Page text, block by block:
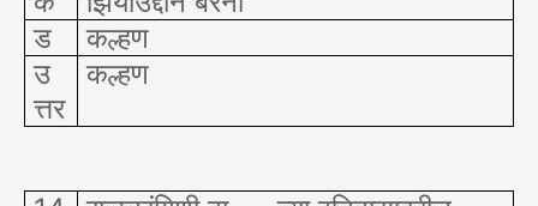
ड
कल्हण
उ
त्तर
कल्हण